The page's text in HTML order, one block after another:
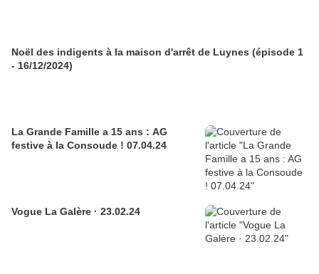
Noël des indigents à la maison d'arrêt de Luynes (épisode 1
- 16/12/2024)
La Grande Famille a 15 ans : AG
festive à la Consoude ! 07.04.24
Vogue La Galère · 23.02.24